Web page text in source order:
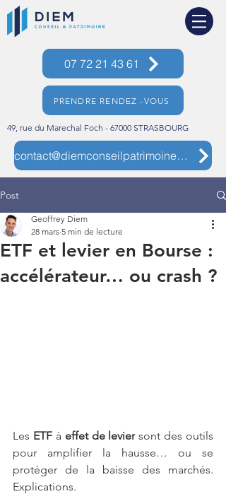
07 72 21 43 61
PRENDRE RENDEZ -VOUS
49, rue du Marechal Foch - 67000 STRASBOURG
contact@diemconseilpatrimoine.com
Post
ETF et levier en Bourse :
accélérateur… ou crash ?
Geoffrey Diem
28 mars 5 min de lecture
Les ETF à effet de levier sont des outils
pour amplifier la hausse… ou se
protéger de la baisse des marchés.
Explications.